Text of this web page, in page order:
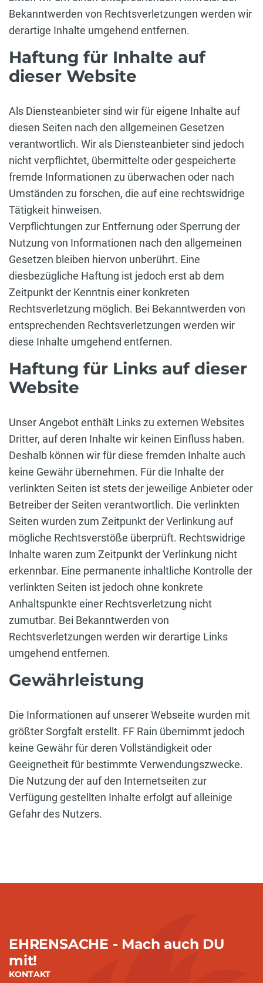
Bekanntwerden von Rechtsverletzungen werden wir
derartige Inhalte umgehend entfernen.
Haftung für Inhalte auf
dieser Website
Als Diensteanbieter sind wir für eigene Inhalte auf
diesen Seiten nach den allgemeinen Gesetzen
verantwortlich. Wir als Diensteanbieter sind jedoch
nicht verpflichtet, übermittelte oder gespeicherte
fremde Informationen zu überwachen oder nach
Umständen zu forschen, die auf eine rechtswidrige
Tätigkeit hinweisen.
Verpflichtungen zur Entfernung oder Sperrung der
Nutzung von Informationen nach den allgemeinen
Gesetzen bleiben hiervon unberührt. Eine
diesbezügliche Haftung ist jedoch erst ab dem
Zeitpunkt der Kenntnis einer konkreten
Rechtsverletzung möglich. Bei Bekanntwerden von
entsprechenden Rechtsverletzungen werden wir
diese Inhalte umgehend entfernen.
Haftung für Links auf dieser
Website
Unser Angebot enthält Links zu externen Websites
Dritter, auf deren Inhalte wir keinen Einfluss haben.
Deshalb können wir für diese fremden Inhalte auch
keine Gewähr übernehmen. Für die Inhalte der
verlinkten Seiten ist stets der jeweilige Anbieter oder
Betreiber der Seiten verantwortlich. Die verlinkten
Seiten wurden zum Zeitpunkt der Verlinkung auf
mögliche Rechtsverstöße überprüft. Rechtswidrige
Inhalte waren zum Zeitpunkt der Verlinkung nicht
erkennbar. Eine permanente inhaltliche Kontrolle der
verlinkten Seiten ist jedoch ohne konkrete
Anhaltspunkte einer Rechtsverletzung nicht
zumutbar. Bei Bekanntwerden von
Rechtsverletzungen werden wir derartige Links
umgehend entfernen.
Gewährleistung
Die Informationen auf unserer Webseite wurden mit
größter Sorgfalt erstellt. FF Rain übernimmt jedoch
keine Gewähr für deren Vollständigkeit oder
Geeignetheit für bestimmte Verwendungszwecke.
Die Nutzung der auf den Internetseiten zur
Verfügung gestellten Inhalte erfolgt auf alleinige
Gefahr des Nutzers.
EHRENSACHE - Mach auch DU
mit!
KONTAKT